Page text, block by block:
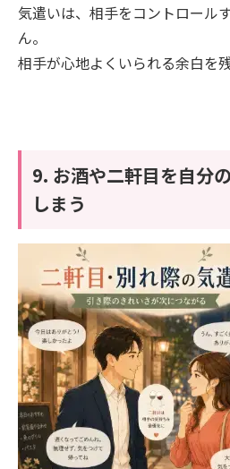
気遣いは、相手をコントロール
ん。
相手が心地よくいられる余白を
9. お酒や二軒目を自分
しまう